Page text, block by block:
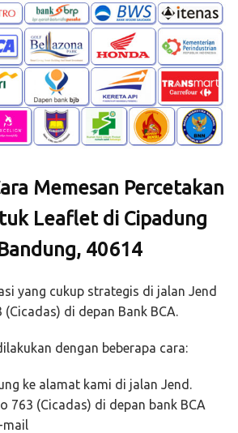
Memesan Percetakan
Leaflet di Cipadung
40614
yang cukup strategis di jalan Jend
di depan Bank BCA.
dengan beberapa cara:
ke alamat kami di jalan Jend.
763 (Cicadas) di depan bank BCA
mail